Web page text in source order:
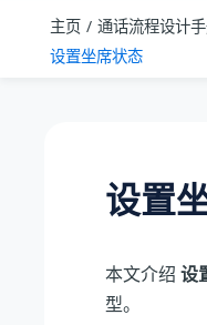
主页 通话流程设计
设置坐席状态
设置
本文介绍 设
型。